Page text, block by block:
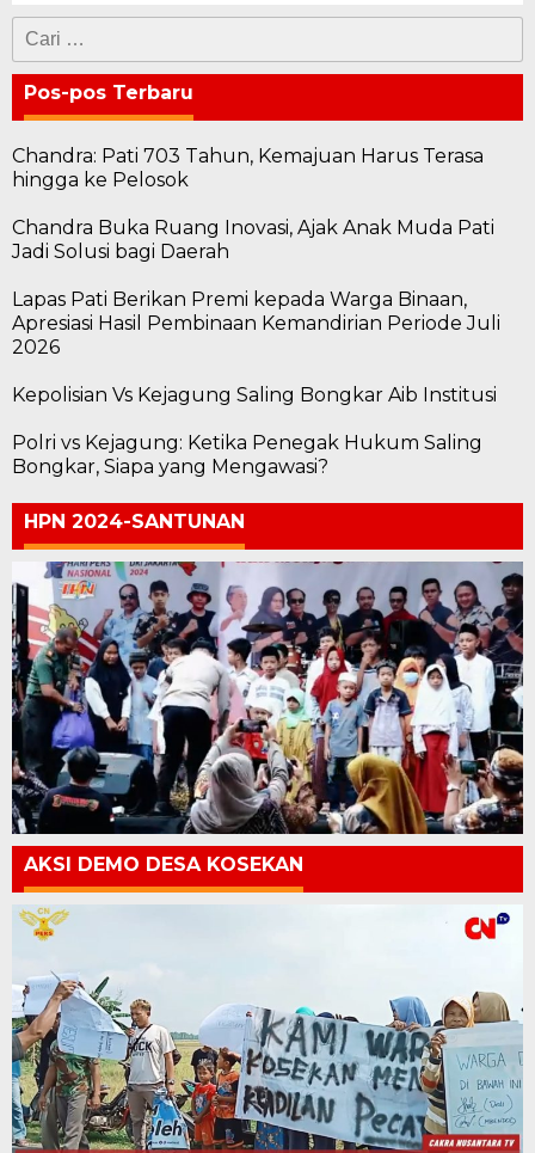
Cari
untuk:
Pos-pos Terbaru
Chandra: Pati 703 Tahun, Kemajuan Harus Terasa
hingga ke Pelosok
Chandra Buka Ruang Inovasi, Ajak Anak Muda Pati
Jadi Solusi bagi Daerah
Lapas Pati Berikan Premi kepada Warga Binaan,
Apresiasi Hasil Pembinaan Kemandirian Periode Juli
2026
Kepolisian Vs Kejagung Saling Bongkar Aib Institusi
Polri vs Kejagung: Ketika Penegak Hukum Saling
Bongkar, Siapa yang Mengawasi?
HPN 2024-SANTUNAN
AKSI DEMO DESA KOSEKAN